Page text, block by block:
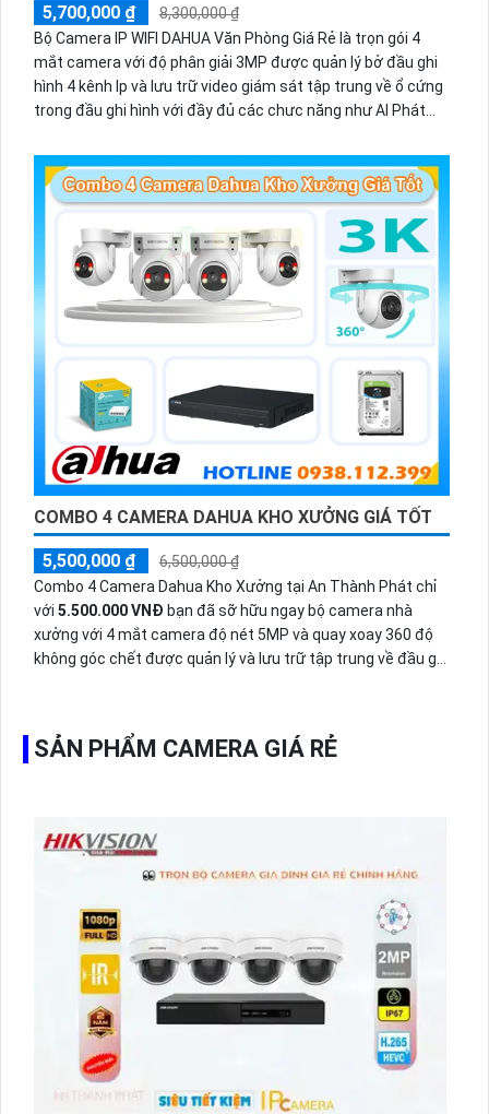
5,700,000 ₫
8,300,000 ₫
Bộ Camera IP WIFI DAHUA Văn Phòng Giá Rẻ là trọn gói 4
mắt camera với độ phân giải 3MP được quản lý bở đầu ghi
hình 4 kênh Ip và lưu trữ video giám sát tập trung về ổ cứng
trong đầu ghi hình với đầy đủ các chưc năng như AI Phát
có màu vào ban đêm
COMBO 4 CAMERA DAHUA KHO XƯỞNG GIÁ TỐT
5,500,000 ₫
6,500,000 ₫
Combo 4 Camera Dahua Kho Xưởng tại An Thành Phát chỉ
với 5.500.000 VNĐ bạn đã sỡ hữu ngay bộ camera nhà
xưởng với 4 mắt camera độ nét 5MP và quay xoay 360 độ
không góc chết được quản lý và lưu trữ tập trung về đầu ghi
SẢN PHẨM CAMERA GIÁ RẺ